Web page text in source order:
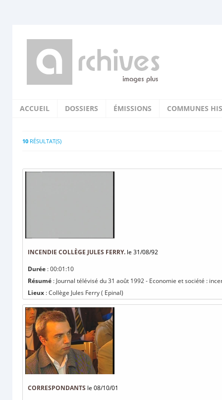
ACCUEIL DOSSIERS ÉMISSIONS COMMUNES
10 RÉSULTAT(S)
INCENDIE COLLÈGE JULES FERRY. le 31/08/92
Durée : 00:01:10
Résumé : Journal télévisé du 31 août 1992 - Economie et société :
Lieux : Collège Jules Ferry ( Epinal)
CORRESPONDANTS le 08/10/01